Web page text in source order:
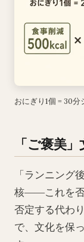
おにぎり1個 = 30
「ご褒美
「ランニング
核――これを否
否定する代わ
で、文化を保